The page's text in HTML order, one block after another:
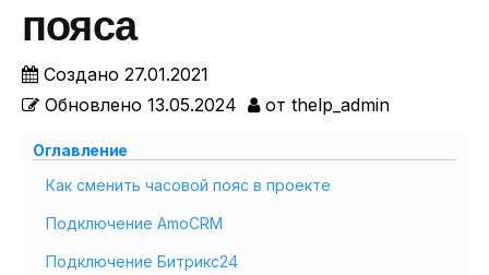
пояса
Создано 27.01.2021
Обновлено 13.05.2024 от thelp_admin
Оглавление
Как сменить часовой пояс в проекте
Подключение AmoCRM
Подключение Битрикс24